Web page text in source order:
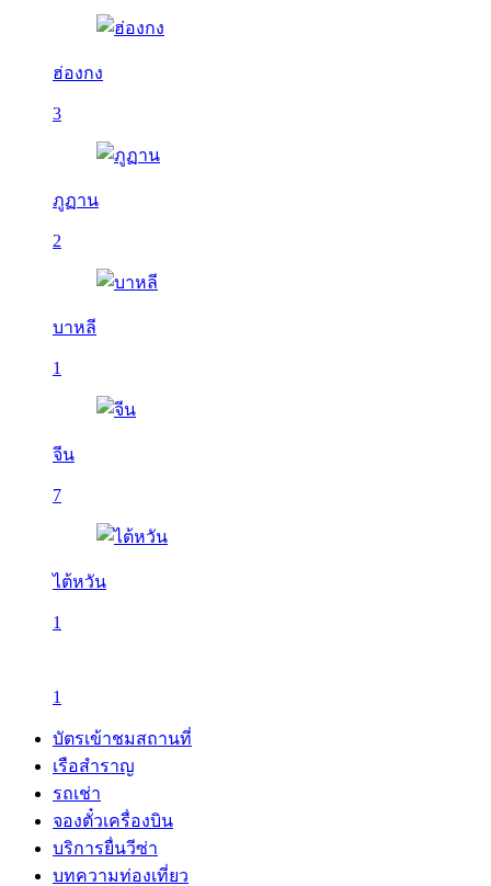
ฮ่องกง
3
ภูฏาน
2
บาหลี
1
จีน
7
ไต้หวัน
1
1
บัตรเข้าชมสถานที่
เรือสำราญ
รถเช่า
จองตั๋วเครื่องบิน
บริการยื่นวีซ่า
บทความท่องเที่ยว